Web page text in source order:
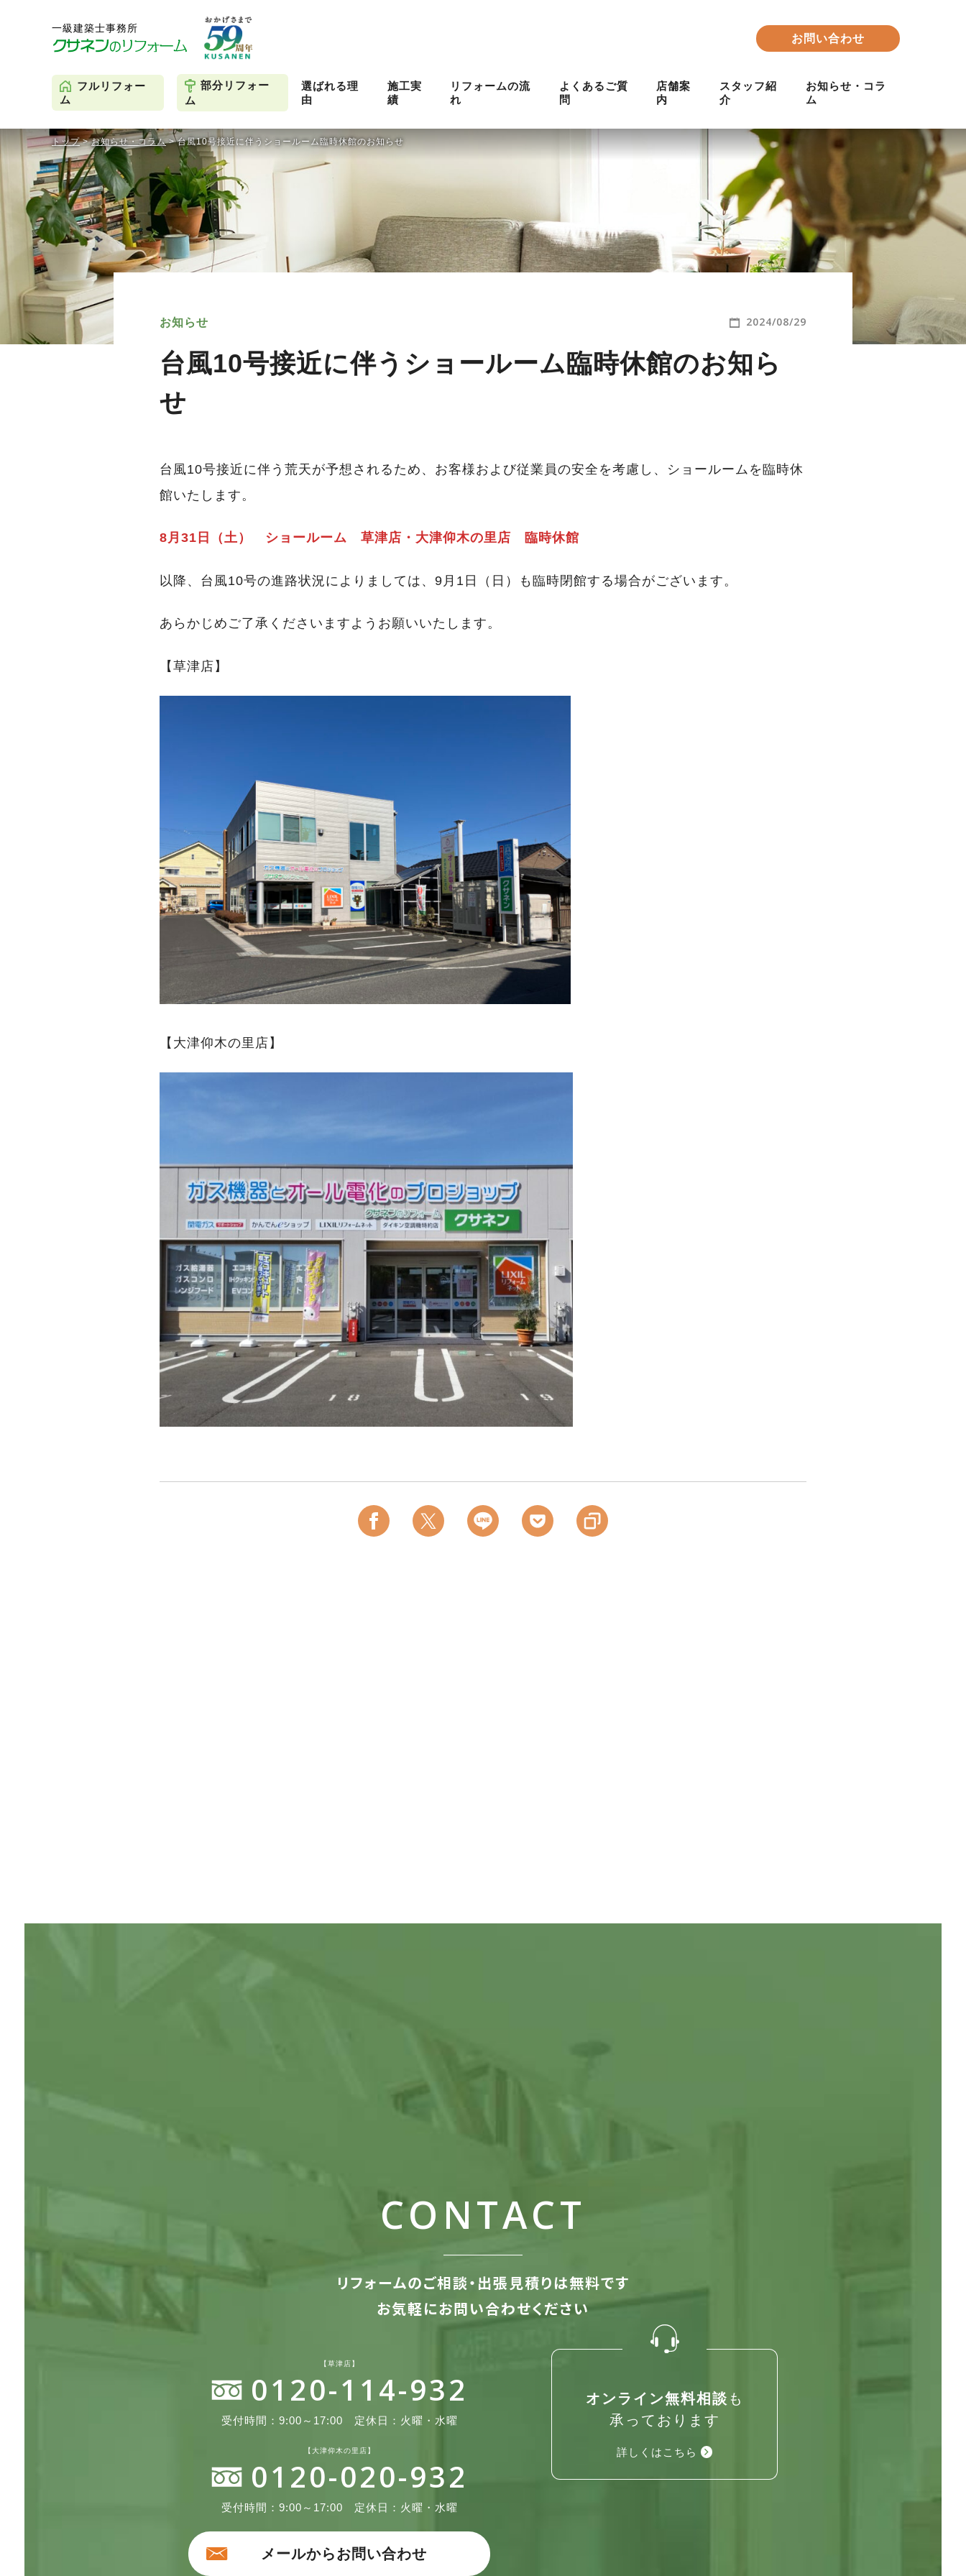
お問い合わせ
フルリフォー
ム
部分リフォー
ム
選ばれる理
由
施工実
績
リフォームの流
れ
よくあるご質
問
店舗案
内
スタッフ紹
介
お知らせ・コラ
ム
トップ>お知らせ・コラム>台風10号接近に伴うショールーム臨時休館のお知らせ
お知らせ 2024/08/29
台風10号接近に伴うショールーム臨時休館のお知ら
せ
台風10号接近に伴う荒天が予想されるため、お客様および従業員の安全を考慮し、ショールームを臨時休
館いたします。
8月31日（土） ショールーム 草津店・大津仰木の里店 臨時休館
以降、台風10号の進路状況によりましては、9月1日（日）も臨時閉館する場合がございます。
あらかじめご了承くださいますようお願いいたします。
【草津店】
【大津仰木の里店】
CONTACT
リフォームのご相談・出張見積りは無料です
お気軽にお問い合わせください
【草津店】
0120-114-932
受付時間：9:00～17:00 定休日：火曜・水曜
【大津仰木の里店】
0120-020-932
受付時間：9:00～17:00 定休日：火曜・水曜
メールからお問い合わせ
オンライン無料相談 も
承っております
詳しくはこちら